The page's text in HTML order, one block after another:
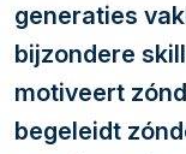
generaties
bijzondere
motiveert
begeleidt